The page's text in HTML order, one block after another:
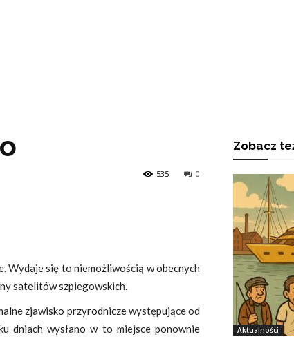
0
535
Wydaje się to niemożliwością w obecnych
satelitów szpiegowskich.
zjawisko przyrodnicze występujące od
dniach wysłano w to miejsce ponownie
Zobacz
Aktualności